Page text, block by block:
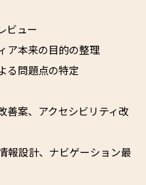
ビュー
ア本来の目的の整理
る問題点の特定
善案、アクセシビリティ改
報設計、ナビゲーション最